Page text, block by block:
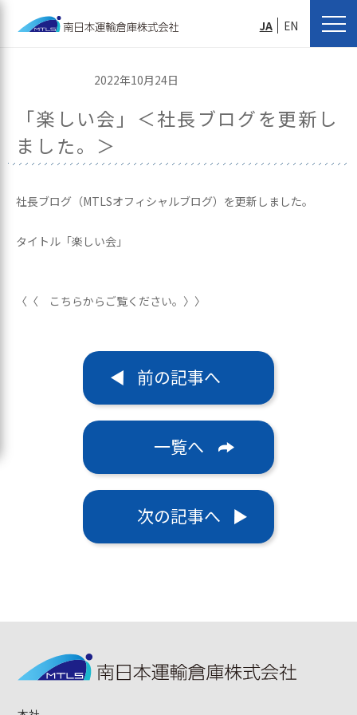
JA EN
2022年10月24日
「楽しい会」＜社長ブログを更新し
ました。＞
社長ブログ（MTLSオフィシャルブログ）を更新しました。
タイトル「楽しい会」
〈〈 こちらからご覧ください。〉〉
前の記事へ
一覧へ
次の記事へ